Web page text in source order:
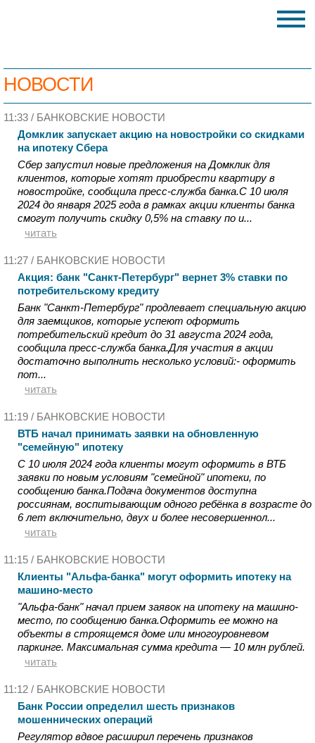
НОВОСТИ
11:33 / БАНКОВСКИЕ НОВОСТИ
Домклик запускает акцию на новостройки со скидками
на ипотеку Сбера
Сбер запустил новые предложения на Домклик для
клиентов, которые хотят приобрести квартиру в
новостройке, сообщила пресс-служба банка.С 10 июля
2024 до января 2025 года в рамках акции клиенты банка
смогут получить скидку 0,5% на ставку по и...
читать
11:27 / БАНКОВСКИЕ НОВОСТИ
Акция: банк "Санкт-Петербург" вернет 3% ставки по
потребительскому кредиту
Банк "Санкт-Петербург" продлевает специальную акцию
для заемщиков, которые успеют оформить
потребительский кредит до 31 августа 2024 года,
сообщила пресс-служба банка.Для участия в акции
достаточно выполнить несколько условий:- оформить
пот...
читать
11:19 / БАНКОВСКИЕ НОВОСТИ
ВТБ начал принимать заявки на обновленную
"семейную" ипотеку
С 10 июля 2024 года клиенты могут оформить в ВТБ
заявки по новым условиям "семейной" ипотеки, по
сообщению банка.Подача документов доступна
россиянам, воспитывающим одного ребёнка в возрасте до
6 лет включительно, двух и более несовершеннол...
читать
11:15 / БАНКОВСКИЕ НОВОСТИ
Клиенты "Альфа-банка" могут оформить ипотеку на
машино-место
"Альфа-банк" начал прием заявок на ипотеку на машино-
место, по сообщению банка.Оформить ее можно на
объекты в строящемся доме или многоуровневом
паркинге. Максимальная сумма кредита — 10 млн рублей.
читать
11:12 / БАНКОВСКИЕ НОВОСТИ
Банк России определил шесть признаков
мошеннических операций
Регулятор вдвое расширил перечень признаков